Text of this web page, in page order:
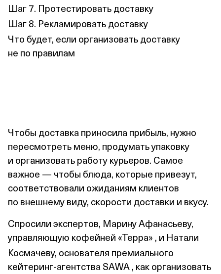
Шаг 7. Протестировать доставку
Шаг 8. Рекламировать доставку
Что будет, если организовать доставку
не по правилам
Чтобы доставка приносила прибыль, нужно
пересмотреть меню, продумать упаковку
и организовать работу курьеров. Самое
важное — чтобы блюда, которые привезут,
соответствовали ожиданиям клиентов
по внешнему виду, скорости доставки и вкусу.
Спросили экспертов, Марину Афанасьеву,
управляющую кофейней «Терра» , и Натали
Космачеву, основателя премиального
кейтеринг‑агентства SAWA, как организовать